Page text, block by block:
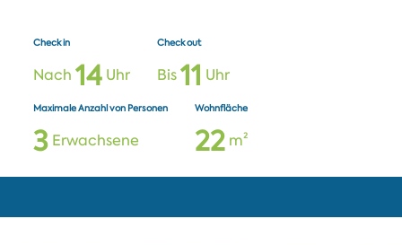
Check in
Nach 14Uhr
Check out
Bis11 Uhr
Maximale Anzahl von Personen
3Erwachsene
Wohnfläche
22m²